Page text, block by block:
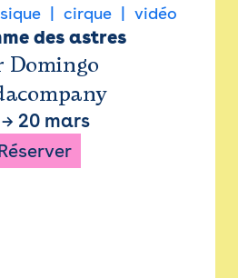
cirque vidéo
des astres
Domingo
→ 20 mars